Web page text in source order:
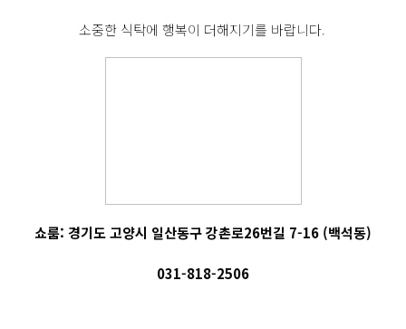
소중한 식탁에 행복이 더해지기를 바랍니다.
쇼룸: 경기도 고양시 일산동구 강촌로26번길 7-16 (백석동)
031-818-2506